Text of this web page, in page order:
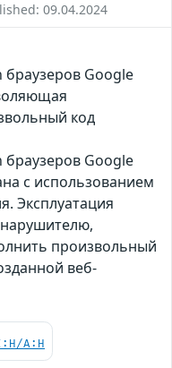
09.04.2024
Google
код
Google
с использованием
Эксплуатация
произвольный
веб-
A:H